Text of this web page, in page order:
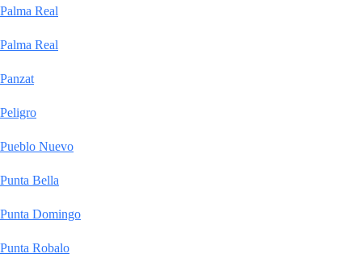
Palma Real
Palma Real
Panzat
Peligro
Pueblo Nuevo
Punta Bella
Punta Domingo
Punta Robalo